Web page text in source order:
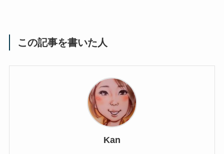
この記事を書いた人
Kan